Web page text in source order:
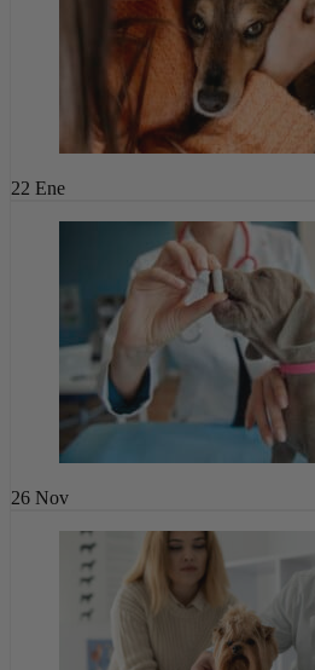
22 Ene
26 Nov